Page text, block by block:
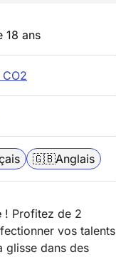
18 ans
🇬🇧Anglais
! Profitez de 2
vos talents
glisse dans des